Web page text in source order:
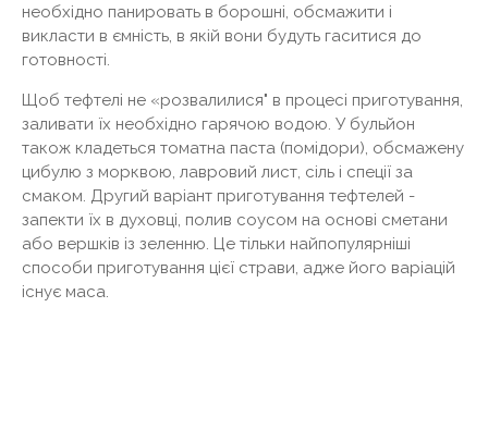
необхідно панировать в борошні, обсмажити і
викласти в ємність, в якій вони будуть гаситися до
готовності.
Щоб тефтелі не «розвалилися" в процесі приготування,
заливати їх необхідно гарячою водою. У бульйон
також кладеться томатна паста (помідори), обсмажену
цибулю з морквою, лавровий лист, сіль і спеції за
смаком. Другий варіант приготування тефтелей -
запекти їх в духовці, полив соусом на основі сметани
або вершків із зеленню. Це тільки найпопулярніші
способи приготування цієї страви, адже його варіацій
існує маса.